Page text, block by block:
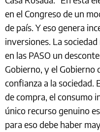
en el Congreso de un
de país. Y eso genera
inversiones. La
en las PASO un
Gobierno, y el Gobierno
confianza a la sociedad.
de compra, el consumo
único recurso genuino
para eso debe haber